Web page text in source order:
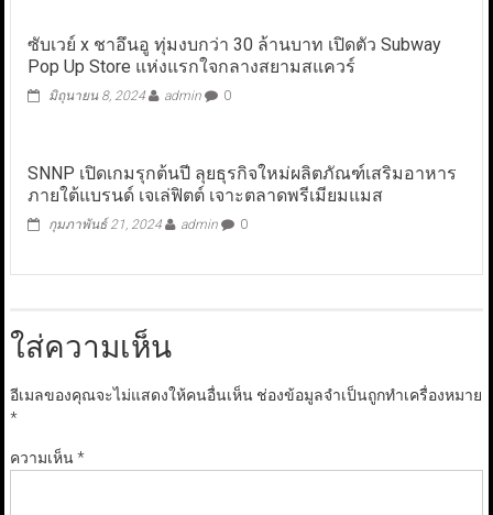
ซับเวย์ x ชาอึนอู ทุ่มงบกว่า 30 ล้านบาท เปิดตัว Subway
Pop Up Store แห่งแรกใจกลางสยามสแควร์
มิถุนายน 8, 2024 admin 0
SNNP เปิดเกมรุกต้นปี ลุยธุรกิจใหม่ผลิตภัณฑ์เสริมอาหาร
ภายใต้แบรนด์ เจเล่ฟิตต์ เจาะตลาดพรีเมียมแมส
กุมภาพันธ์ 21, 2024 admin 0
ใส่ความเห็น
อีเมลของคุณจะไม่แสดงให้คนอื่นเห็น ช่องข้อมูลจำเป็นถูกทำเครื่องหมาย
*
ความเห็น*